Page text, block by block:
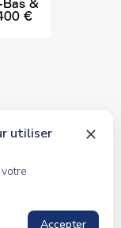
utiliser
Accepter